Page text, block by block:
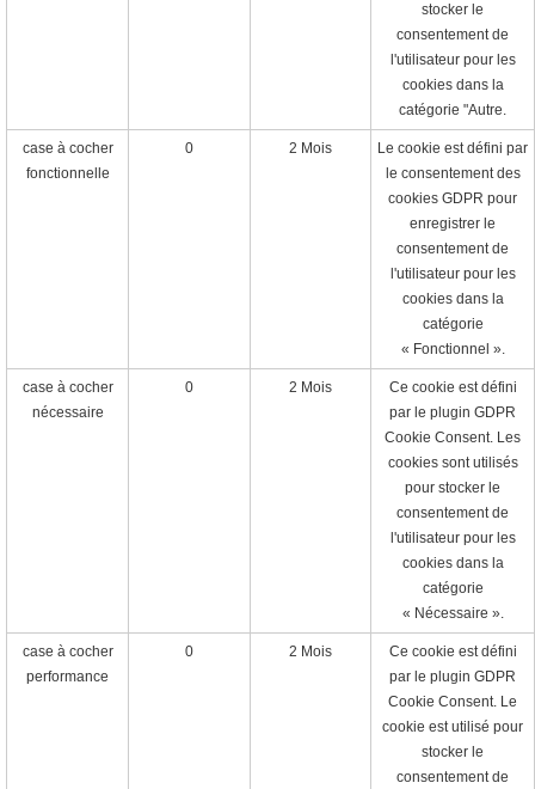
stocker le
consentement de
l'utilisateur pour les
cookies dans la
catégorie "Autre.
case à cocher
fonctionnelle
0 2 Mois
Le cookie est défini par
le consentement des
cookies GDPR pour
enregistrer le
consentement de
l'utilisateur pour les
cookies dans la
catégorie
« Fonctionnel ».
case à cocher
nécessaire
0 2 Mois
Ce cookie est défini
par le plugin GDPR
Cookie Consent. Les
cookies sont utilisés
pour stocker le
consentement de
l'utilisateur pour les
cookies dans la
catégorie
« Nécessaire ».
case à cocher
performance
0 2 Mois
Ce cookie est défini
par le plugin GDPR
Cookie Consent. Le
cookie est utilisé pour
stocker le
consentement de